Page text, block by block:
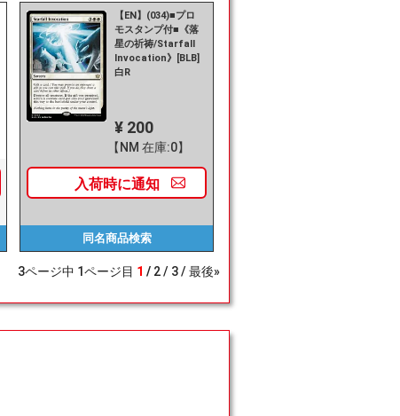
【EN】(034)■プロ
モスタンプ付■《落
星の祈祷/Starfall
Invocation》[BLB]
白R
¥ 200
【NM 在庫:0】
入荷時に通知
同名商品検索
3ページ中 1ページ目 1 2 3 最後»